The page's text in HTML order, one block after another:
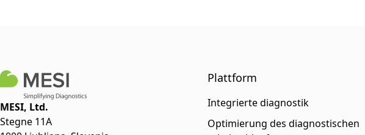
MESI, Ltd.
Stegne 11A
Plattform
Integrierte diagnostik
Optimierung des diagnostischen